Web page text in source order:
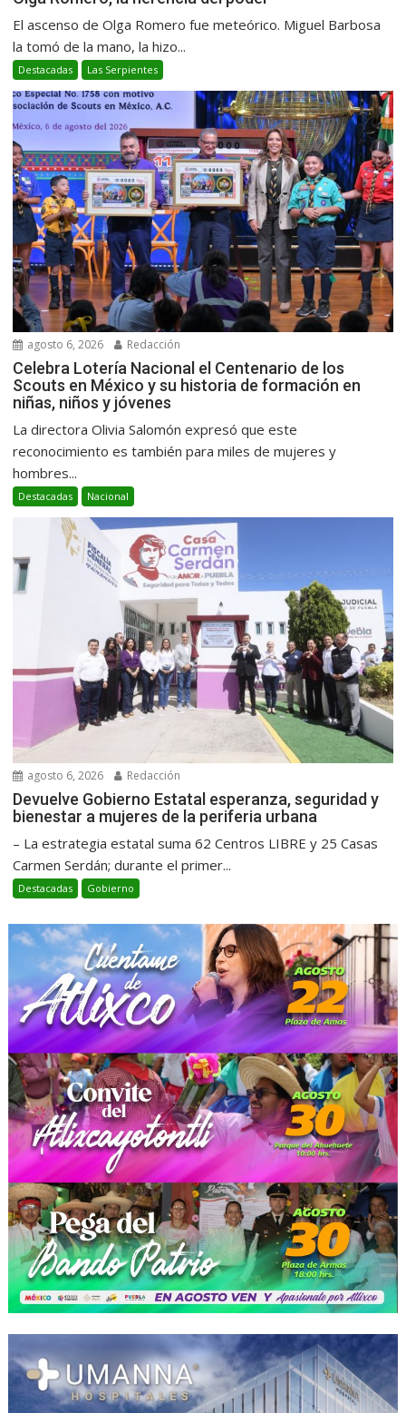
El ascenso de Olga Romero fue meteórico. Miguel Barbosa
la tomó de la mano, la hizo...
Destacadas Las Serpientes
agosto 6, 2026 Redacción
Celebra Lotería Nacional el Centenario de los
Scouts en México y su historia de formación en
niñas, niños y jóvenes
La directora Olivia Salomón expresó que este
reconocimiento es también para miles de mujeres y
hombres...
Destacadas Nacional
agosto 6, 2026 Redacción
Devuelve Gobierno Estatal esperanza, seguridad y
bienestar a mujeres de la periferia urbana
– La estrategia estatal suma 62 Centros LIBRE y 25 Casas
Carmen Serdán; durante el primer...
Destacadas Gobierno